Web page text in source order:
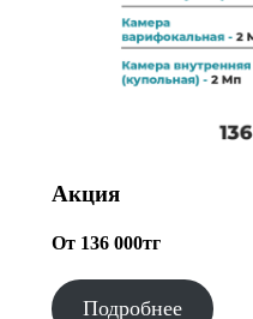
Акция
От 136 000тг
Подробнее